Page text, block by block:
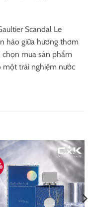
Scandal Le
hảo giữa hương thơm
chọn mua sản phẩm
một trải nghiệm nước